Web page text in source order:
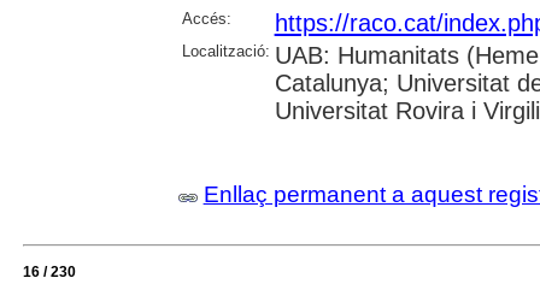
Accés: https://raco.cat/
Localització: UAB: Humanitats
Catalunya; Universitat
Universitat Rovira i Virgili
Enllaç permanent a aquest
16 / 230